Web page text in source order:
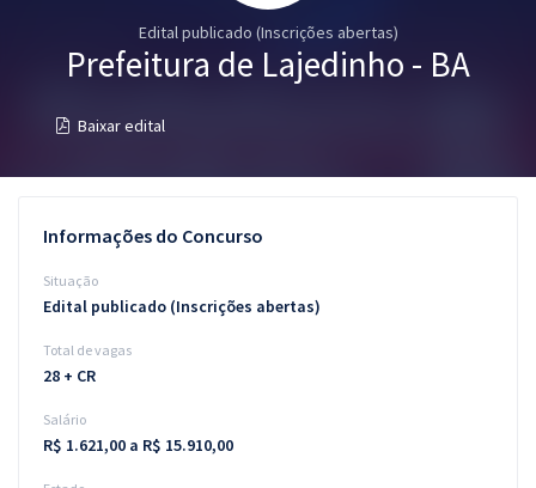
Conteúdo gratuito
Aprovados
Edital publicado (Inscrições abertas)
Prefeitura de Lajedinho - BA
Baixar edital
Informações do Concurso
Situação
Edital publicado (Inscrições abertas)
Total de vagas
28 + CR
Salário
R$ 1.621,00 a R$ 15.910,00